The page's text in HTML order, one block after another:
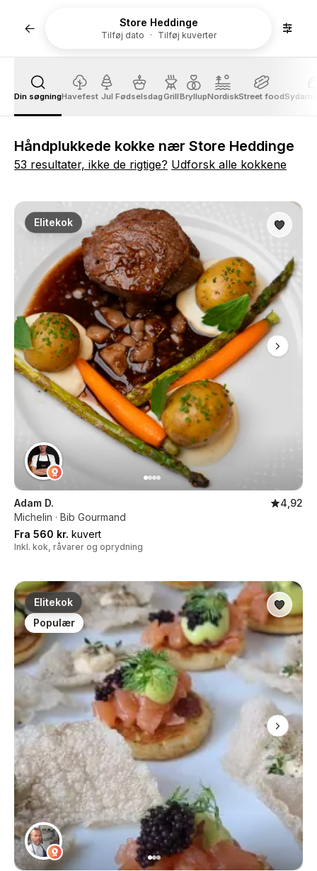
Store Heddinge
Tilføj dato Tilføj kuverter
Din søgningHavefest Jul FødselsdagGrillBryllupNordiskStreet food
Håndplukkede kokke nær Store Heddinge
53 resultater, ikke de rigtige? Udforsk alle kokkene
Elitekok
Adam D.
4,92
Michelin · Bib Gourmand
Fra 560 kr. kuvert
Inkl. kok, råvarer og oprydning
Elitekok
Populær